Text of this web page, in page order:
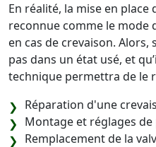
En réalité, la mise en
reconnue comme le mode
en cas de crevaison.
pas dans un état usé, et
technique permettra de le
Réparation d'une
Montage et réglages de
Remplacement de la